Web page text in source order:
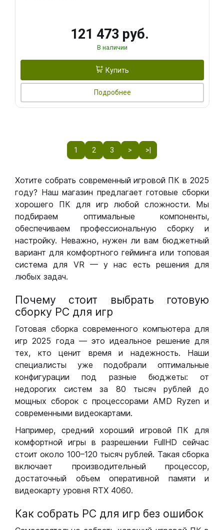
121 473 руб.
В наличии
Купить
Подробнее
1 2 3 > >|
Хотите собрать современный игровой ПК в 2025
году? Наш магазин предлагает готовые сборки
хорошего ПК для игр любой сложности. Мы
подбираем оптимальные компоненты,
обеспечиваем профессиональную сборку и
настройку. Неважно, нужен ли вам бюджетный
вариант для комфортного гейминга или топовая
система для VR — у нас есть решения для
любых задач.
Почему стоит выбрать готовую
сборку РС для игр
Готовая сборка современного компьютера для
игр 2025 года — это идеальное решение для
тех, кто ценит время и надежность. Наши
специалисты уже подобрали оптимальные
конфигурации под разные бюджеты: от
недорогих систем за 80 тысяч рублей до
мощных сборок с процессорами AMD Ryzen и
современными видеокартами.
Например, средний хороший игровой ПК для
комфортной игры в разрешении FullHD сейчас
стоит около 100–120 тысяч рублей. Такая сборка
включает производительный процессор,
достаточный объем оперативной памяти и
видеокарту уровня RTX 4060.
Как собрать РС для игр без ошибок